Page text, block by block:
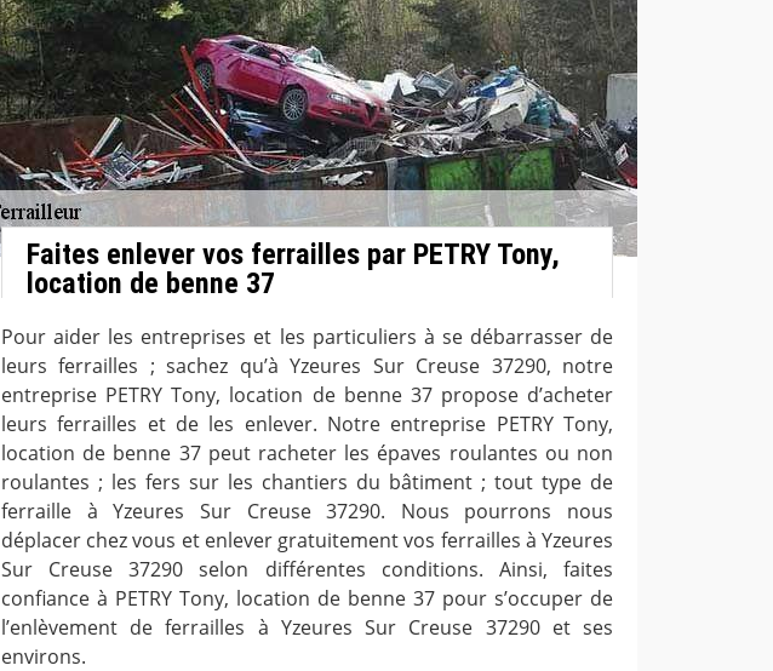
Faites enlever vos ferrailles par PETRY Tony,
location de benne 37
Pour aider les entreprises et les particuliers à se débarrasser de
leurs ferrailles ; sachez qu’à Yzeures Sur Creuse 37290, notre
entreprise PETRY Tony, location de benne 37 propose d’acheter
leurs ferrailles et de les enlever. Notre entreprise PETRY Tony,
location de benne 37 peut racheter les épaves roulantes ou non
roulantes ; les fers sur les chantiers du bâtiment ; tout type de
ferraille à Yzeures Sur Creuse 37290. Nous pourrons nous
déplacer chez vous et enlever gratuitement vos ferrailles à Yzeures
Sur Creuse 37290 selon différentes conditions. Ainsi, faites
confiance à PETRY Tony, location de benne 37 pour s’occuper de
l’enlèvement de ferrailles à Yzeures Sur Creuse 37290 et ses
environs.